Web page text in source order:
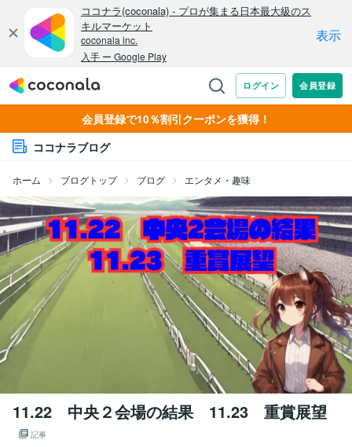
会員登録で10％割引クーポンを獲得！
ココナラブログ
ホーム ブログトップ ブログ エンタメ・趣味
11.22 中央２会場の結果 11.23 重賞展望
記事